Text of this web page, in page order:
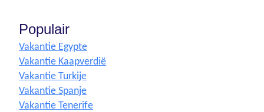
Populair
Vakantie Egypte
Vakantie Kaapverdië
Vakantie Turkije
Vakantie Spanje
Vakantie Tenerife